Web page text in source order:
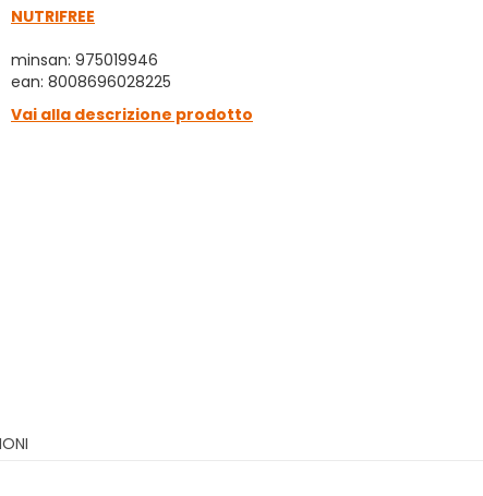
NUTRIFREE
minsan: 975019946
ean: 8008696028225
Vai alla descrizione prodotto